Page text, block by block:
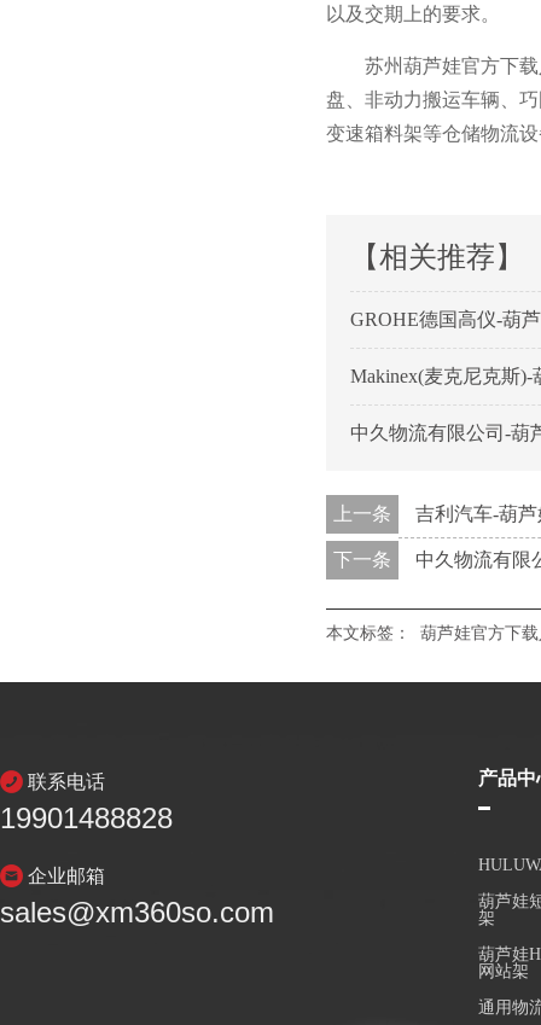
以及交期上的要求。
苏州葫芦娃官方下载
盘、非动力搬运车辆、
变速箱料架等仓储物流设备
【相关推荐】
GROHE德国高仪-葫
Makinex(麦克尼克斯
中久物流有限公司-葫
上一条 吉利汽车-葫
下一条 中久物流有限
本文标签： 葫芦娃官方下
联系电话
19901488828
企业邮箱
sales@xm360so.com
产品中
葫芦娃
架
葫芦娃
网站架
通用物